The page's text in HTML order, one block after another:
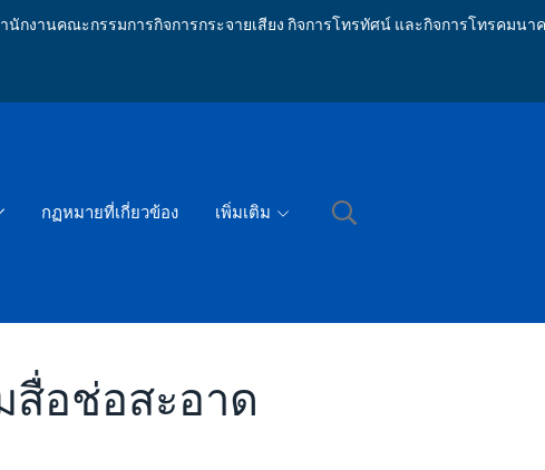
กงานคณะกรรมการกิจการกระจายเสียง กิจการโทรทัศน์ และกิจการโทรคมนา
กฏหมายที่เกี่ยวข้อง เพิ่มเติม
สื่อช่อสะอาด